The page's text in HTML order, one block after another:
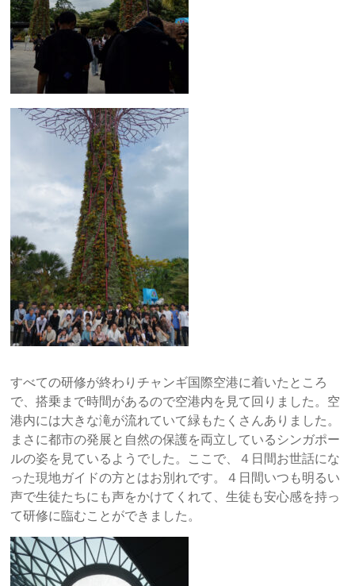
すべての研修が終わりチャンギ国際空港に着いたところ
で、搭乗まで時間があるので空港内を見て回りました。空
港内には大きな滝が流れていて緑もたくさんありました。
まさに都市の発展と自然の保護を両立しているシンガポー
ルの姿を見ているようでした。ここで、４日間お世話にな
った現地ガイドの方とはお別れです。４日間いつも明るい
声で生徒たちにも声をかけてくれて、生徒も安心感を持っ
て研修に臨むことができました。